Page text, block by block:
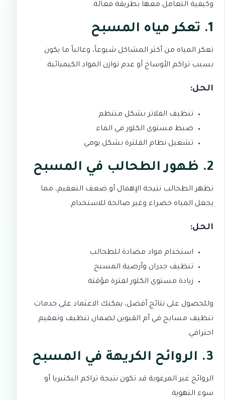
وكيفية التعامل معها بطريقة فعالة.
1. تعكر مياه المسبح
تعكر المياه من أكثر المشاكل شيوعاً، وغالباً ما يكون
بسبب تراكم الأوساخ أو عدم توازن المواد الكيميائية.
الحل:
تنظيف الفلاتر بشكل منتظم
ضبط مستوى الكلور في الماء
تشغيل نظام الفلترة بشكل يومي
2. ظهور الطحالب في المسبح
تظهر الطحالب نتيجة الإهمال أو ضعف التعقيم، مما
يجعل المياه خضراء وغير صالحة للاستخدام.
الحل:
استخدام مواد مضادة للطحالب
تنظيف جدران وأرضية المسبح
زيادة مستوى الكلور لفترة مؤقتة
وللحصول على نتائج أفضل، يمكنك الاعتماد على خدمات
تنظيف مسابح في أم القيوين لضمان تنظيف وتعقيم
احترافي.
3. الروائح الكريهة في المسبح
الروائح غير المرغوبة قد تكون نتيجة تراكم البكتيريا أو
سوء التهوية.